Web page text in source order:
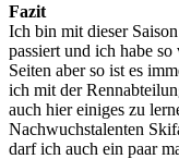
Fazit
Ich bin mit dieser
passiert und ich habe
Seiten aber so ist es
ich mit der
auch hier einiges zu
Nachwuchstalenten
darf ich auch ein paar